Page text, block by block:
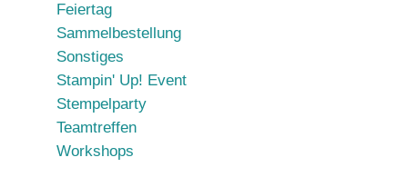
Feiertag
Sammelbestellung
Sonstiges
Stampin' Up! Event
Stempelparty
Teamtreffen
Workshops